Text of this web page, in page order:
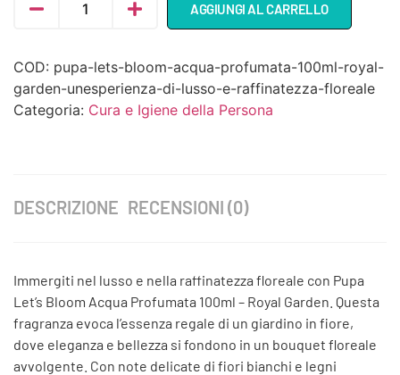
AGGIUNGI AL CARRELLO
COD: pupa-lets-bloom-acqua-profumata-100ml-royal-
garden-unesperienza-di-lusso-e-raffinatezza-floreale
Categoria: Cura e Igiene della Persona
DESCRIZIONE RECENSIONI (0)
Immergiti nel lusso e nella raffinatezza floreale con Pupa
Let’s Bloom Acqua Profumata 100ml – Royal Garden. Questa
fragranza evoca l’essenza regale di un giardino in fiore,
dove eleganza e bellezza si fondono in un bouquet floreale
avvolgente. Con note delicate di fiori bianchi e legni